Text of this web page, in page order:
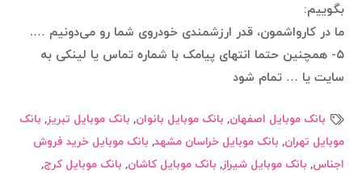
بگوییم:
ما در کارواشمون، قدر ارزشمندی خودروی شما رو می‌دونیم ….
۵- همچنین حتما انتهای پیامک با شماره تماس یا لینکی به
سایت یا … تمام شود
بانک موبایل اصفهان, بانک موبایل بانوان, بانک موبایل تبریز, بانک
موبایل تهران, بانک موبایل خراسان مشهد, بانک موبایل خرید فروش
اجناس, بانک موبایل شیراز, بانک موبایل کاشان, بانک موبایل کرج,